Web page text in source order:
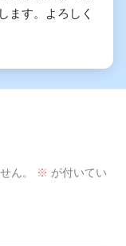
ます。よろしく
ん。 ※ が付いてい